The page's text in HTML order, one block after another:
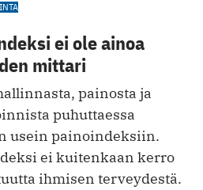
ei ole ainoa
mittari
painosta ja
puhuttaessa
usein painoindeksiin.
ei kuitenkaan kerro
ihmisen terveydestä.